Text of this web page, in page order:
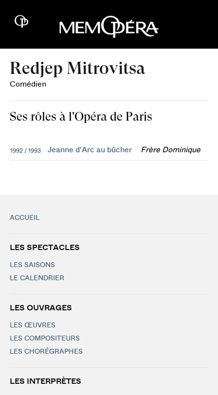
Redjep Mitrovitsa
Comédien
Ses rôles à l'Opéra de Paris
1992 / 1993 Jeanne d'Arc au bûcher Frère Dominique
ACCUEIL
LES SPECTACLES
LES SAISONS
LE CALENDRIER
LES OUVRAGES
LES ŒUVRES
LES COMPOSITEURS
LES CHORÉGRAPHES
LES INTERPRÈTES